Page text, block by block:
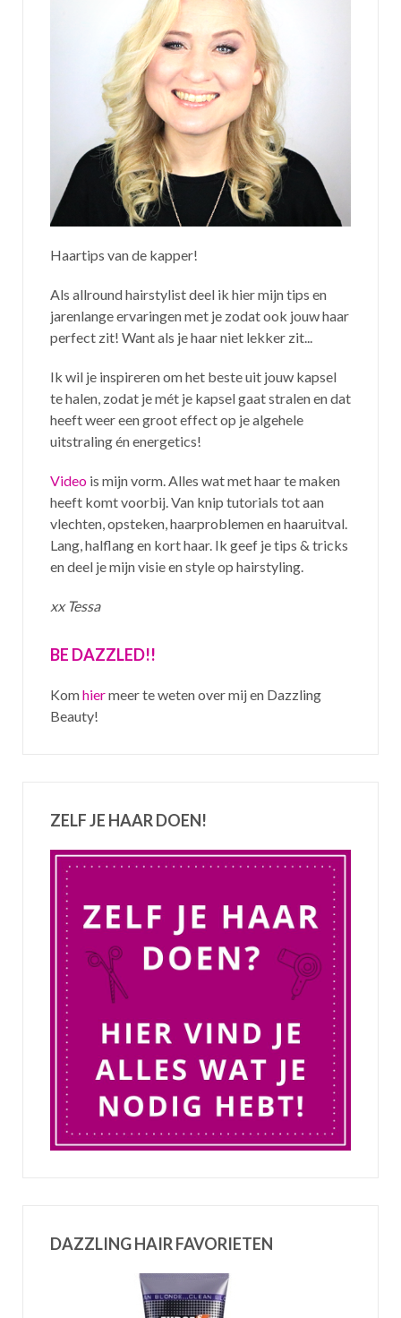
Haartips van de kapper!
Als allround hairstylist deel ik hier mijn tips en
jarenlange ervaringen met je zodat ook jouw haar
perfect zit! Want als je haar niet lekker zit...
Ik wil je inspireren om het beste uit jouw kapsel
te halen, zodat je mét je kapsel gaat stralen en dat
heeft weer een groot effect op je algehele
uitstraling én energetics!
Video is mijn vorm. Alles wat met haar te maken
heeft komt voorbij. Van knip tutorials tot aan
vlechten, opsteken, haarproblemen en haaruitval.
Lang, halflang en kort haar. Ik geef je tips & tricks
en deel je mijn visie en style op hairstyling.
xx Tessa
BE DAZZLED!!
Komhiermeer te weten over mij en Dazzling
Beauty!
ZELF JE HAAR DOEN!
DAZZLING HAIR FAVORIETEN